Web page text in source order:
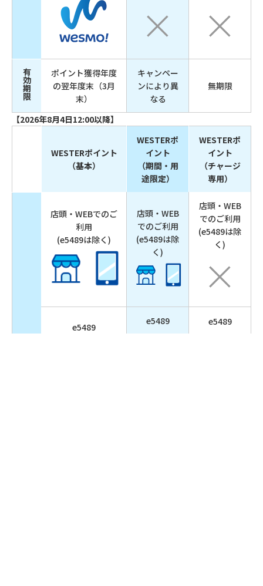
有効期限
ポイント獲得年度
の翌年度末（3月
末）
キャンペー
ンにより異
なる
無期限
【2026年8月4日12:00以降】
WESTERポイント
（基本）
WESTERポ
イント
（期間・用
途限定）
WESTERポ
イント
（チャージ
専用）
店頭・WEBでのご
利用
(e5489は除く)
店頭・WEB
でのご利用
(e5489は除
く)
店頭・WEB
でのご利用
(e5489は除
く)
e5489
e5489 e5489